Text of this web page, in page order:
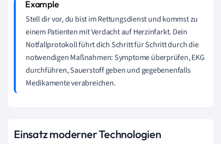
Stell dir vor, du bist im Rettungsdienst und kommst zu
einem Patienten mit Verdacht auf Herzinfarkt. Dein
Notfallprotokoll führt dich Schritt für Schritt durch die
notwendigen Maßnahmen: Symptome überprüfen, EKG
durchführen, Sauerstoff geben und gegebenenfalls
Medikamente verabreichen.
Einsatz moderner Technologien